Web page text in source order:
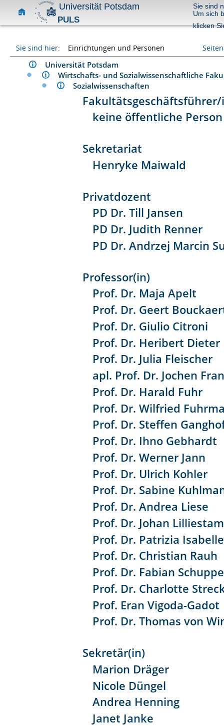
Universität Potsdam
PULS
Sie sind
Um sich
klicken
Sie sind hier: Einrichtungen und Personen
Universität Potsdam
Wirtschafts- und Sozialwissenschaftliche
Sozialwissenschaften
keine öffentliche Person
Sekretariat
Henryke Maiwald
Privatdozent
PD Dr. Till Jansen
PD Dr. Judith Renner
PD Dr. Andrzej Marcin
Professor(in)
Prof. Dr. Maja Apelt
Prof. Dr. Geert
Prof. Dr. Giulio Citroni
Prof. Dr. Heribert Dieter
Prof. Dr. Julia Fleischer
apl. Prof. Dr. Jochen
Prof. Dr. Harald Fuhr
Prof. Dr. Wilfried
Prof. Dr. Steffen
Prof. Dr. Ihno Gebhardt
Prof. Dr. Werner Jann
Prof. Dr. Ulrich Kohler
Prof. Dr. Sabine
Prof. Dr. Andrea Liese
Prof. Dr. Johan Lilliestam
Prof. Dr. Patrizia
Prof. Dr. Christian Rauh
Prof. Dr. Fabian
Prof. Dr. Charlotte
Prof. Eran Vigoda-Gadot
Prof. Dr. Thomas von
Sekretär(in)
Marion Dräger
Nicole Düngel
Andrea Henning
Janet Janke